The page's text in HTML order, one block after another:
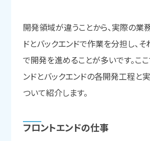
開発領域が違うことから、実際の業
ドとバックエンドで作業を分担し、
で開発を進めることが多いです。ここ
ンドとバックエンドの各開発工程と
ついて紹介します。
フロントエンドの仕事